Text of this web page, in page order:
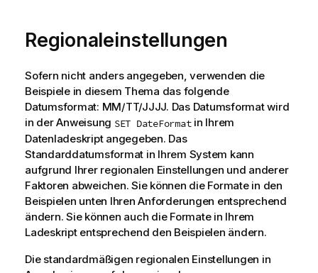
Regionaleinstellungen
Sofern nicht anders angegeben, verwenden die
Beispiele in diesem Thema das folgende
Datumsformat: MM/TT/JJJJ. Das Datumsformat wird
in der Anweisung SET DateFormatin Ihrem
Datenladeskript angegeben. Das
Standarddatumsformat in Ihrem System kann
aufgrund Ihrer regionalen Einstellungen und anderer
Faktoren abweichen. Sie können die Formate in den
Beispielen unten Ihren Anforderungen entsprechend
ändern. Sie können auch die Formate in Ihrem
Ladeskript entsprechend den Beispielen ändern.
Die standardmäßigen regionalen Einstellungen in